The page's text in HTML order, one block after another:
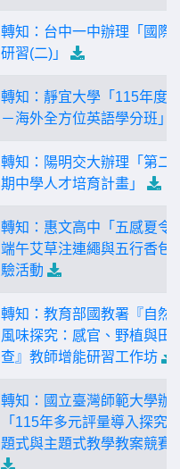
轉知：台中一中辦理「國際
研習(二)」
轉知：靜宜大學「115年度
－海外全方位英語學分班」
轉知：陽明交大辦理「第二
期中學人才培育計畫」
轉知：惠文高中「五感夏令
端午艾草注連繩與五行香包
驗活動
轉知：教育部國教署『自然
風味探究：感官、野植與田
查』教師增能研習工作坊
轉知：國立臺灣師範大學辦
「115年多元評量導入探究
題式與主題式教學教案競賽